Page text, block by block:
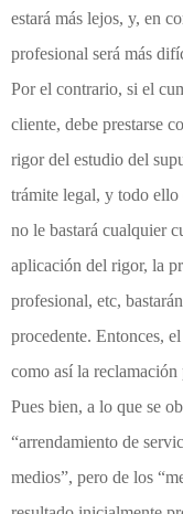
estará más lejos, y, en
profesional será más
Por el contrario, si el
cliente, debe prestarse
rigor del estudio del
trámite legal, y todo ello
no le bastará cualquier
aplicación del rigor, la
profesional, etc,
procedente. Entonces,
como así la
Pues bien, a lo que se
“arrendamiento de
medios”, pero de los